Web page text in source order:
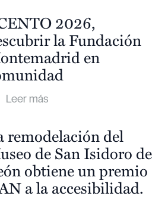
2026,
la Fundación
en
remodelación del
de San Isidoro de
obtiene un premio
a la accesibilidad.